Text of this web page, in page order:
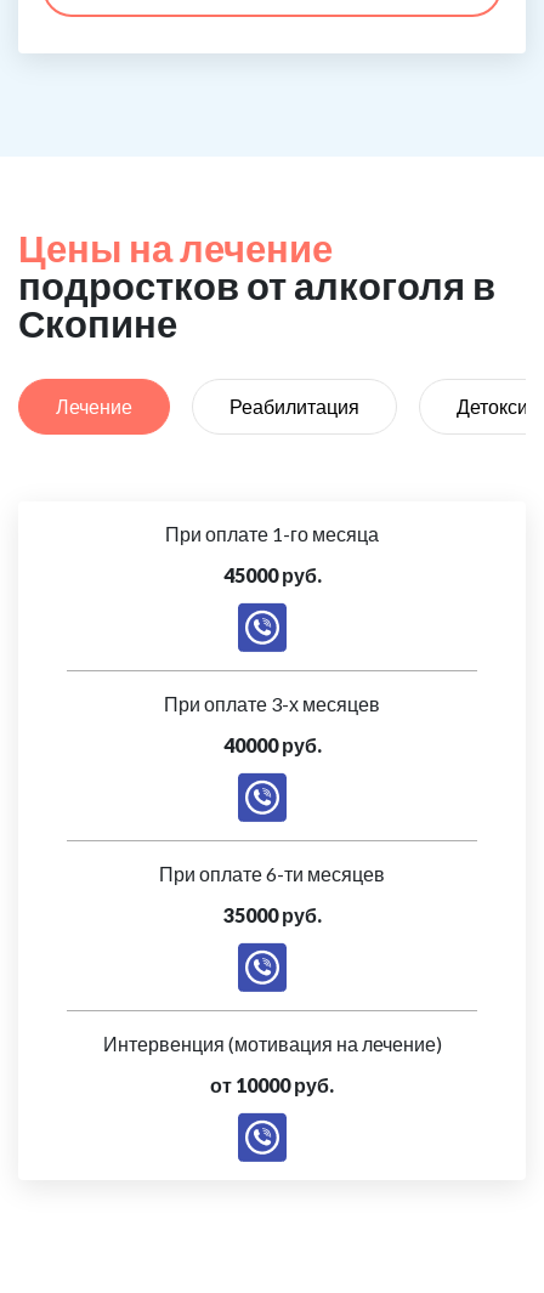
Цены на лечение
подростков от алкоголя в
Скопине
Лечение Реабилитация
При оплате 1-го месяца
45000 руб.
При оплате 3-х месяцев
40000 руб.
При оплате 6-ти месяцев
35000 руб.
Интервенция (мотивация на лечение)
от 10000 руб.